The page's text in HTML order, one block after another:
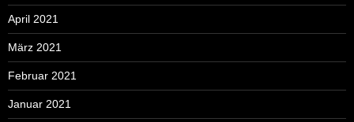
April 2021
März 2021
Februar 2021
Januar 2021